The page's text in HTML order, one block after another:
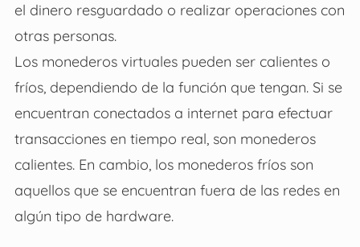
el dinero resguardado o realizar operaciones con
otras personas.
Los monederos virtuales pueden ser calientes o
fríos, dependiendo de la función que tengan. Si se
encuentran conectados a internet para efectuar
transacciones en tiempo real, son monederos
calientes. En cambio, los monederos fríos son
aquellos que se encuentran fuera de las redes en
algún tipo de hardware.